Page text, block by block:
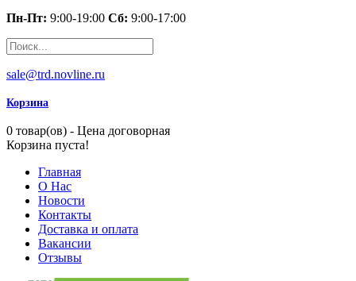
Пн-Пт: 9:00-19:00 Сб: 9:00-17:00
sale@trd.novline.ru
Корзина
0 товар(ов) - Цена договорная
Корзина пуста!
Главная
О Нас
Новости
Контакты
Доставка и оплата
Вакансии
Отзывы